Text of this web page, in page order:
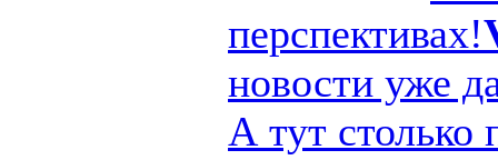
перспективах!
новости уже
А тут